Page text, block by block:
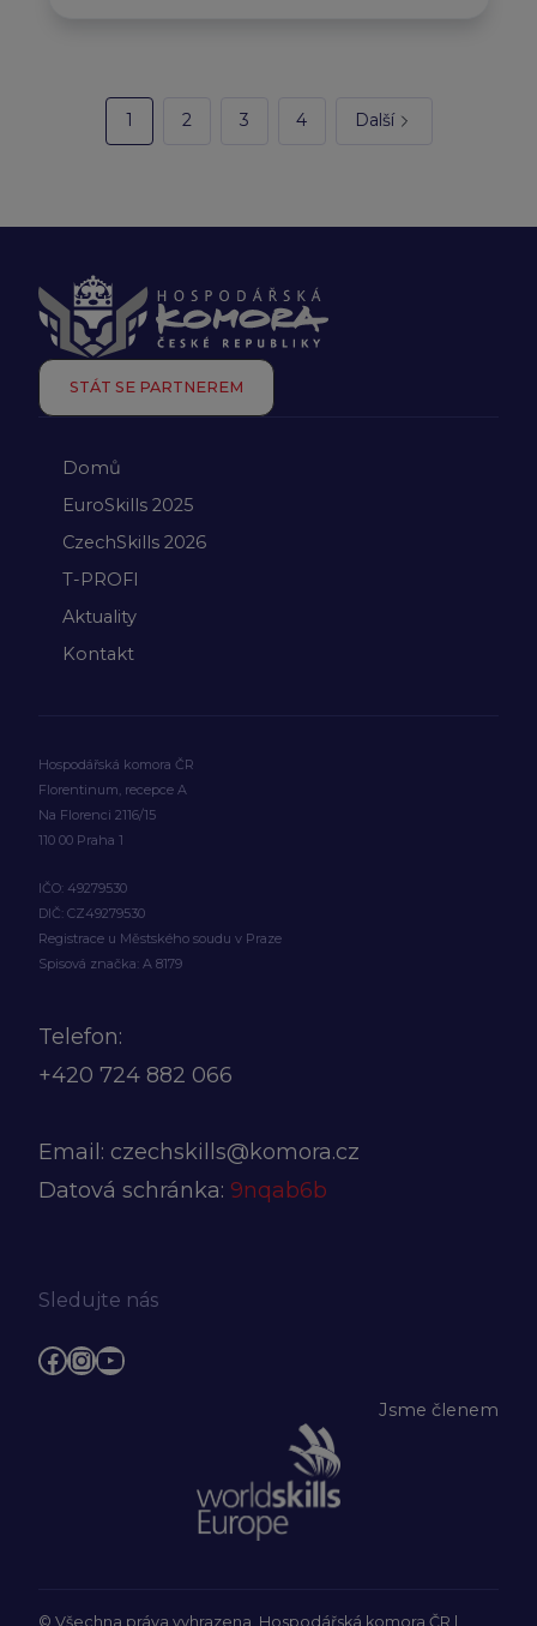
1 2 3 4 Další
STÁT SE PARTNEREM
Domů
EuroSkills 2025
CzechSkills 2026
T-PROFI
Aktuality
Kontakt
Hospodářská komora ČR
Florentinum, recepce A
Na Florenci 2116/15
110 00 Praha 1
IČO: 49279530
DIČ: CZ49279530
Registrace u Městského soudu v Praze
Spisová značka: A 8179
Telefon:
+420 724 882 066
Email: czechskills@komora.cz
Datová schránka: 9nqab6b
Sledujte nás
Facebook
Instagram
YouTube
Jsme členem
© Všechna práva vyhrazena, Hospodářská komora ČR |